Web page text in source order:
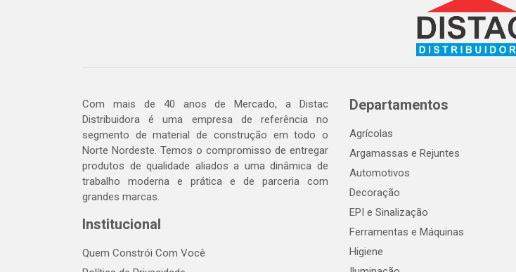
Com mais de 40 anos de Mercado, a Distac
Distribuidora é uma empresa de referência no
segmento de material de construção em todo o
Norte Nordeste. Temos o compromisso de entregar
produtos de qualidade aliados a uma dinâmica de
trabalho moderna e prática e de parceria com
grandes marcas.
Institucional
Quem Constrói Com Você
Departamentos
Agrícolas
Argamassas e Rejuntes
Automotivos
Decoração
EPI e Sinalização
Ferramentas e Máquinas
Higiene